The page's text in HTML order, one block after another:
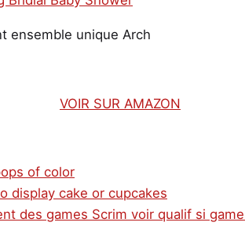
ensemble unique Arch
VOIR SUR AMAZON
of color
display cake or cupcakes
des games Scrim voir qualif si